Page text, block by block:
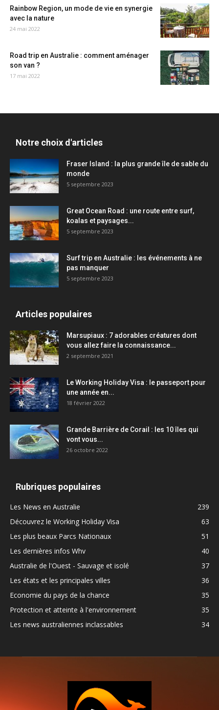
Rainbow Region, un mode de vie en synergie
avec la nature
24 mai 2022
Road trip en Australie : comment aménager
son van ?
17 mai 2022
Notre choix d'articles
Fraser Island : la plus grande île de sable du
monde
5 septembre 2023
Great Ocean Road : une route entre surf,
koalas et paysages...
5 septembre 2023
Surf trip en Australie : les événements à ne
pas manquer
5 septembre 2023
Articles populaires
Marsupiaux : 7 adorables créatures dont
vous allez faire la connaissance...
2 septembre 2021
Le Working Holiday Visa : le passeport pour
une année en...
18 février 2022
Grande Barrière de Corail : les 10 îles qui
vont vous...
26 octobre 2022
Rubriques populaires
Les News en Australie
239
Découvrez le Working Holiday Visa
63
Les plus beaux Parcs Nationaux
51
Les dernières infos Whv
40
Australie de l'Ouest - Sauvage et isolé
37
Les états et les principales villes
36
Economie du pays de la chance
35
Protection et atteinte à l'environnement
35
Les news australiennes inclassables
34